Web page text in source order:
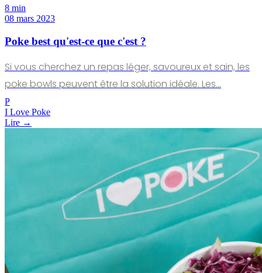
8 min
08 mars 2023
Poke best qu'est-ce que c'est ?
Si vous cherchez un repas léger, savoureux et sain, les
poke bowls peuvent être la solution idéale. Les…
P
I Love Poke
Lire →